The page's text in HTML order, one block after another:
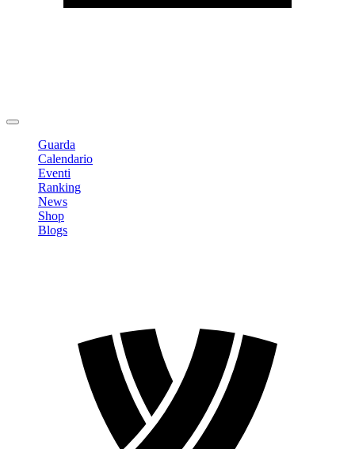
Guarda
Calendario
Eventi
Ranking
News
Shop
Blogs